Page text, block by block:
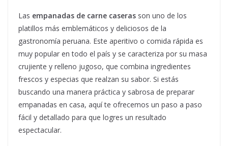
Las empanadas de carne caseras son uno de los
platillos más emblemáticos y deliciosos de la
gastronomía peruana. Este aperitivo o comida rápida es
muy popular en todo el país y se caracteriza por su masa
crujiente y relleno jugoso, que combina ingredientes
frescos y especias que realzan su sabor. Si estás
buscando una manera práctica y sabrosa de preparar
empanadas en casa, aquí te ofrecemos un paso a paso
fácil y detallado para que logres un resultado
espectacular.